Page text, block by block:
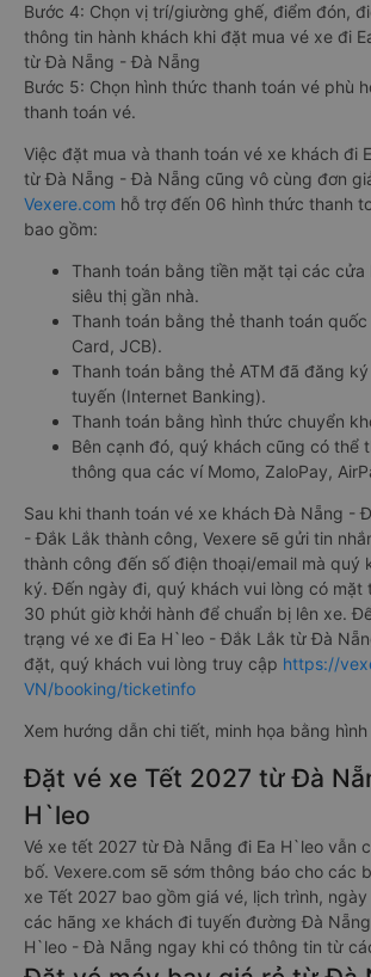
Bước 4: Chọn vị trí/giường ghế, điểm đón,
thông tin hành khách khi đặt mua vé xe đi
từ Đà Nẵng - Đà Nẵng
Bước 5: Chọn hình thức thanh toán vé phù
thanh toán vé.
Việc đặt mua và thanh toán vé xe khách đi
từ Đà Nẵng - Đà Nẵng cũng vô cùng đơn
Vexere.com hỗ trợ đến 06 hình thức thanh
bao gồm:
Thanh toán bằng tiền mặt tại các cửa
siêu thị gần nhà.
Thanh toán bằng thẻ thanh toán
Card, JCB).
Thanh toán bằng thẻ ATM đã đăng
tuyến (Internet Banking).
Thanh toán bằng hình thức chuyển
Bên cạnh đó, quý khách cũng có thể
thông qua các ví Momo, ZaloPay,
Sau khi thanh toán vé xe khách Đà Nẵng -
- Đắk Lắk thành công, Vexere sẽ gửi tin
thành công đến số điện thoại/email mà quý
ký. Đến ngày đi, quý khách vui lòng có mặt
30 phút giờ khởi hành để chuẩn bị lên xe.
trạng vé xe đi Ea H`leo - Đắk Lắk từ Đà
đặt, quý khách vui lòng truy cập https://
VN/booking/ticketinfo
Xem hướng dẫn chi tiết, minh họa bằng hình
Đặt vé xe Tết 2027 từ Đà
H`leo
Vé xe tết 2027 từ Đà Nẵng đi Ea H`leo vẫn
bố. Vexere.com sẽ sớm thông báo cho các
xe Tết 2027 bao gồm giá vé, lịch trình,
các hãng xe khách đi tuyến đường Đà
H`leo - Đà Nẵng ngay khi có thông tin từ